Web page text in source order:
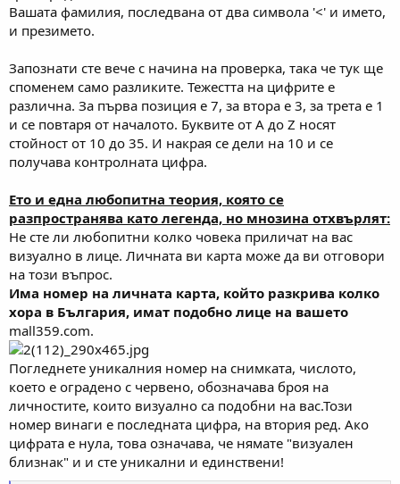
Вашата фамилия, последвана от два символа '<' и името,
и презимето.
Запознати сте вече с начина на проверка, така че тук ще
споменем само разликите. Тежестта на цифрите е
различна. За първа позиция е 7, за втора е 3, за трета е 1
и се повтаря от началото. Буквите от A до Z носят
стойност от 10 до 35. И накрая се дели на 10 и се
получава контролната цифра.
Ето и една любопитна теория, която се
разпространява като легенда, но мнозина отхвърлят:
Не сте ли любопитни колко човека приличат на вас
визуално в лице. Личната ви карта може да ви отговори
на този въпрос.
Има номер на личната карта, който разкрива колко
хора в България, имат подобно лице на вашето
mall359.com.
Погледнете уникалния номер на снимката, числото,
което е оградено с червено, обозначава броя на
личностите, които визуално са подобни на вас.Този
номер винаги е последната цифра, на втория ред. Ако
цифрата е нула, това означава, че нямате "визуален
близнак" и и сте уникални и единствени!